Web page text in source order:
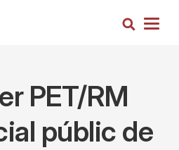
Search
PET/RM
públic de